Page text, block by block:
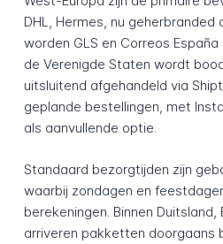
DHL, Hermes, nu geherbranded
worden GLS en Correos
de Verenigde Staten wordt
uitsluitend afgehandeld via
geplande bestellingen, met
als aanvullende optie.
Standaard bezorgtijden zijn
waarbij zondagen en
berekeningen. Binnen
arriveren pakketten doorgaans